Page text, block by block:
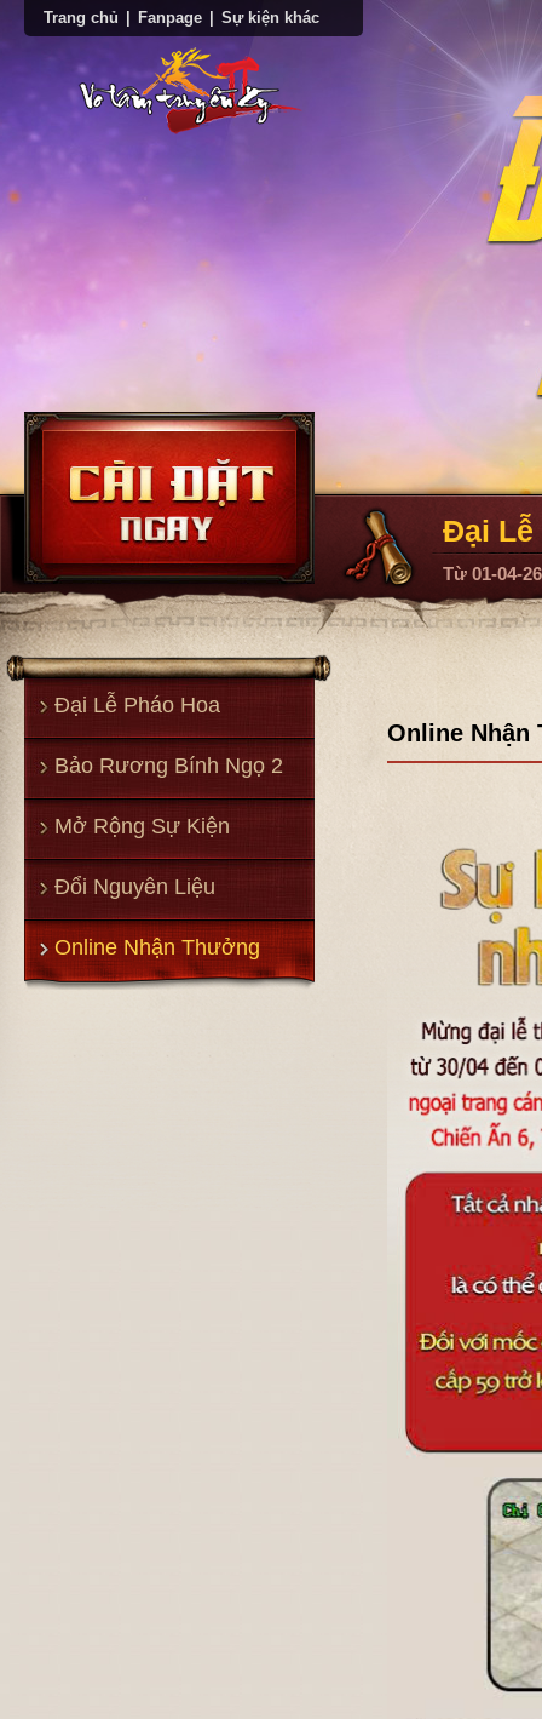
Trang chủ Fanpage Sự kiện khác
Đại Lễ Pháo Hoa
Bảo Rương Bính Ngọ 2
Mở Rộng Sự Kiện
Đổi Nguyên Liệu
Online Nhận Thưởng
Đại Lễ
Từ 01-04-26
Online Nhận